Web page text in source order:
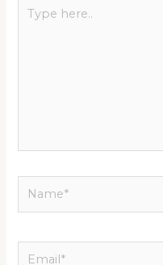
here..